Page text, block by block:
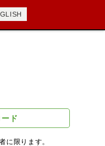
ド
に限ります。